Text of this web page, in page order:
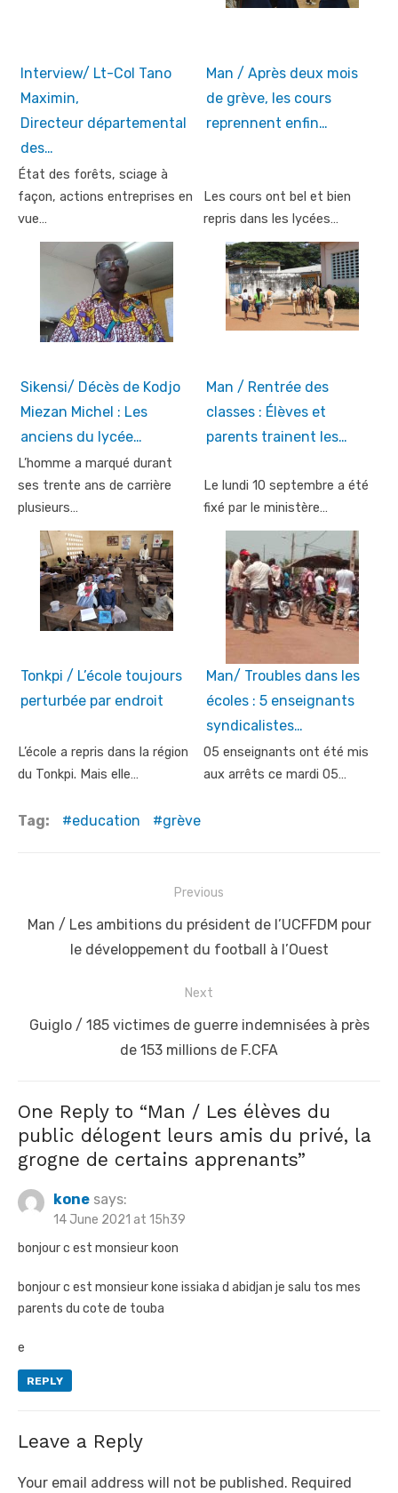
Interview/ Lt-Col Tano
Maximin,
Directeur départemental
des…
État des forêts, sciage à
façon, actions entreprises en
vue…
Man / Après deux mois
de grève, les cours
reprennent enfin…
Les cours ont bel et bien
repris dans les lycées…
Sikensi/ Décès de Kodjo
Miezan Michel : Les
anciens du lycée…
L’homme a marqué durant
ses trente ans de carrière
plusieurs…
Man / Rentrée des
classes : Élèves et
parents trainent les…
Le lundi 10 septembre a été
fixé par le ministère…
Tonkpi / L’école toujours
perturbée par endroit
L’école a repris dans la région
du Tonkpi. Mais elle…
Man/ Troubles dans les
écoles : 5 enseignants
syndicalistes…
05 enseignants ont été mis
aux arrêts ce mardi 05…
Tag: education grève
navigation
Previous
Previous
Man / Les ambitions du président de l’UCFFDM pour
le développement du football à l’Ouest
Next
Next
Guiglo / 185 victimes de guerre indemnisées à près
de 153 millions de F.CFA
One Reply to “Man / Les élèves du
public délogent leurs amis du privé, la
grogne de certains apprenants”
kone says:
14 June 2021 at 15h39
bonjour c est monsieur koon
bonjour c est monsieur kone issiaka d abidjan je salu tos mes
parents du cote de touba
e
REPLY
Leave a Reply
Your email address will not be published. Required